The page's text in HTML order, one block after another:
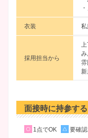
衣装 私
採用担当から
み
雰
面接時に持参す
1点でOK 要確認